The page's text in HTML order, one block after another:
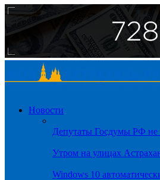
Новости
Депутаты Госдумы РФ не
Утром на улицах
Windows 10